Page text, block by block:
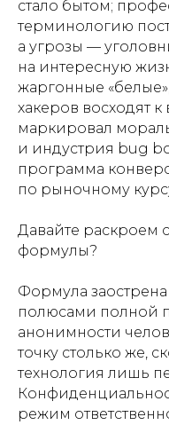
стало бытом;
терминологию
а угрозы —
на интересную
жаргонные
хакеров восходят
маркировал
и индустрия bug
программа
по рыночному
Давайте раскроем
формулы?
Формула
полюсами полной
анонимности
точку столько же,
технология лишь
режим